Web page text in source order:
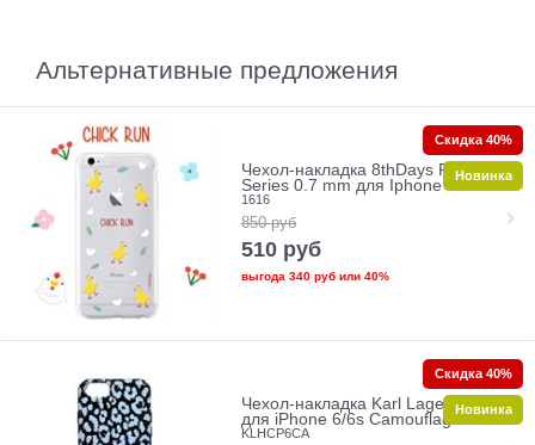
Альтернативные предложения
Чехол-накладка 8thDays Pet Town
Series 0.7 mm для Iphone 6/6s
1616
850 руб
510 руб
выгода 340 рубили 40%
Скидка 40%
Новинка
Чехол-накладка Karl Lagerfeld
для iPhone 6/6s Camouflage Hard
KLHCP6CA
Скидка 40%
Новинка